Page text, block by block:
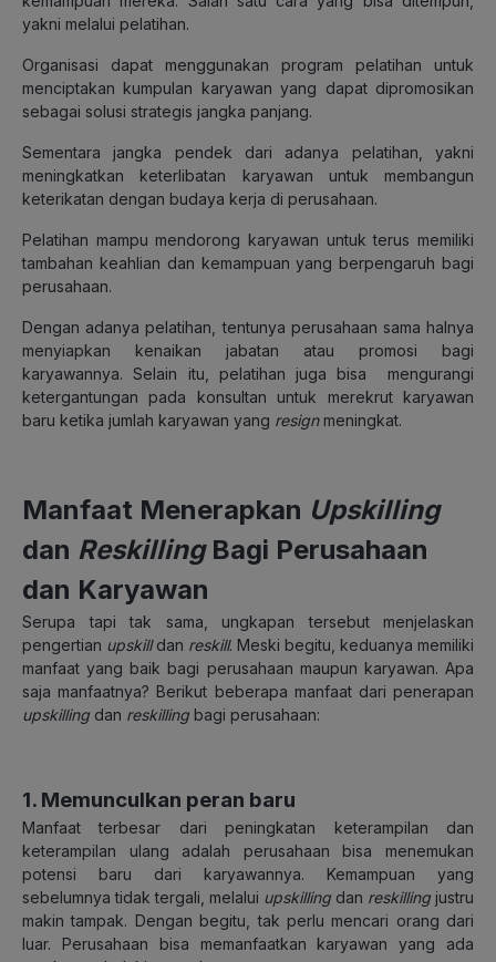
yakni melalui pelatihan.
Organisasi dapat menggunakan program pelatihan untuk
menciptakan kumpulan karyawan yang dapat dipromosikan
sebagai solusi strategis jangka panjang.
Sementara jangka pendek dari adanya pelatihan, yakni
meningkatkan keterlibatan karyawan untuk membangun
keterikatan dengan budaya kerja di perusahaan.
Pelatihan mampu mendorong karyawan untuk terus memiliki
tambahan keahlian dan kemampuan yang berpengaruh bagi
perusahaan.
Dengan adanya pelatihan, tentunya perusahaan sama halnya
menyiapkan kenaikan jabatan atau promosi bagi
karyawannya. Selain itu, pelatihan juga bisa mengurangi
ketergantungan pada konsultan untuk merekrut karyawan
baru ketika jumlah karyawan yang resignmeningkat.
Manfaat Menerapkan Upskilling
dan ReskillingBagi Perusahaan
dan Karyawan
Serupa tapi tak sama, ungkapan tersebut menjelaskan
pengertian upskilldan reskill. Meski begitu, keduanya memiliki
manfaat yang baik bagi perusahaan maupun karyawan. Apa
saja manfaatnya? Berikut beberapa manfaat dari penerapan
upskilling dan reskilling bagi perusahaan:
1. Memunculkan peran baru
Manfaat terbesar dari peningkatan keterampilan dan
keterampilan ulang adalah perusahaan bisa menemukan
potensi baru dari karyawannya. Kemampuan yang
sebelumnya tidak tergali, melalui upskilling dan reskilling justru
makin tampak. Dengan begitu, tak perlu mencari orang dari
luar. Perusahaan bisa memanfaatkan karyawan yang ada